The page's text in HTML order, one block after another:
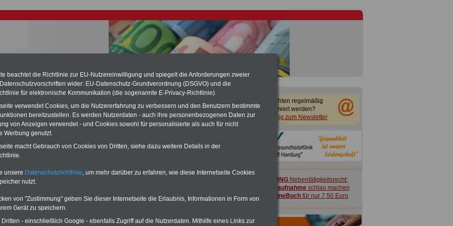
Reha - Recherchieren Sie mit dem "führenden" Klinikverzeichnis
rund um die Beihilfe" gibt ihnen Orientierung
nach der geeigneten Klinik für Ihre nächsten Reha. Sie können auch
von A bis Zsuchen. Beamtinnen und Beamte finden zudem
Angebote nach Gesundheitswochen..
des Landes Mecklenburg-Vorpommern
OnlineServicefür 10 Euro
wichtigsten Fragen zum Öffentlichen
eBook zum Berufseinstieg in den
Sie möchten regelmäßig
informiert werden?
Anmeldung zum Newsletter
ACHTUNG Nebentätigkeitsrecht:
vor Jobaufnahmeschlau machen
>>>
OnlineBuch für nur 7,50 Euro
beachtet die Richtlinie zur EU-Nutzereinwilligung und spiegelt die Anforderungen zweier
wider: EU-Datenschutz-Grundverordnung (DSGVO) und die
für elektronische Kommunikation (die sogenannte E-Privacy-Richtlinie).
verwendet Cookies, um die Nutzererfahrung zu verbessern und den Benutzern bestimmte
bereitzustellen. Es werden Nutzerdaten - auch ihre personenbezogenen Daten zur
von Anzeigen verwendet - und Cookies sowohl für personalisierte als auch für nicht
Werbung genutzt.
macht Gebrauch von Cookies von Dritten, siehe dazu weitere Details in der
unsere Datenschutzrichtlinie , um mehr darüber zu erfahren, wie diese Internetseite Cookies
nutzt.
von "Zustimmung" geben Sie dieser Internetseite die Erlaubnis, Informationen in Form von
Gerät zu speichern.
- einschließlich Google - ebenfalls Zugriff auf die Nutzerdaten. Mithilfe eines Links zur